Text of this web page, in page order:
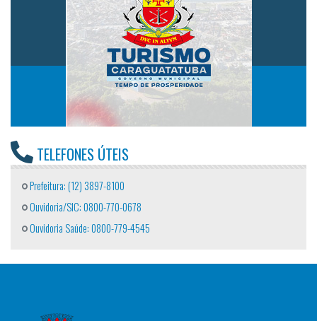
TELEFONES ÚTEIS
Prefeitura: (12) 3897-8100
Ouvidoria/SIC: 0800-770-0678
Ouvidoria Saúde: 0800-779-4545